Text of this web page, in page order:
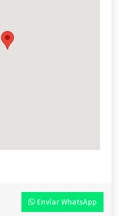
Envíar WhatsApp